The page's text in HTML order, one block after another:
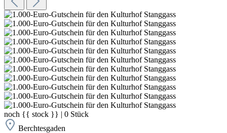
noch {{ stock }} | 0 Stück
Berchtesgaden